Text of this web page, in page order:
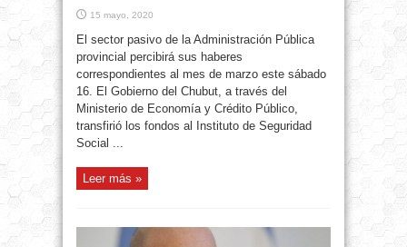
15 mayo, 2020
El sector pasivo de la Administración Pública
provincial percibirá sus haberes
correspondientes al mes de marzo este sábado
16. El Gobierno del Chubut, a través del
Ministerio de Economía y Crédito Público,
transfirió los fondos al Instituto de Seguridad
Social ...
Leer más »